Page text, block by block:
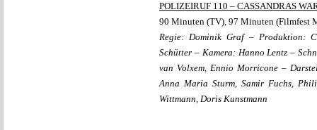
POLIZEIRUF 110 – CASSANDRAS
90 Minuten (TV), 97 Minuten (Filmfest
Regie: Dominik Graf – Produktion:
Schütter – Kamera: Hanno Lentz –
van Volxem, Ennio Morricone –
Anna Maria Sturm, Samir Fuchs,
Wittmann, Doris Kunstmann